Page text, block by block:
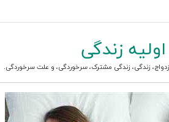
زندگی
، زندگی، زندگی مشترک،سرخوردگی، و علت سرخوردگی.